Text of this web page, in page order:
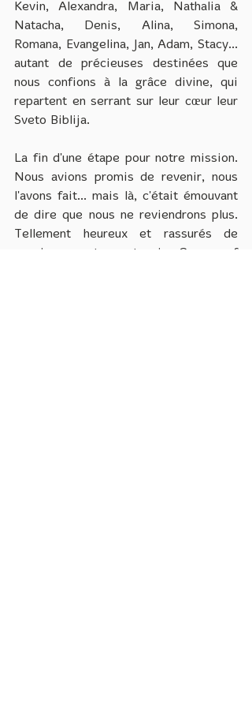
Kevin, Alexandra, Maria, Nathalia &
Natacha, Denis, Alina, Simona,
Romana, Evangelina, Jan, Adam, Stacy...
autant de précieuses destinées que
nous confions à la grâce divine, qui
repartent en serrant sur leur cœur leur
Sveto Biblija.
La fin d'une étape pour notre mission.
Nous avions promis de revenir, nous
l'avons fait... mais là, c'était émouvant
de dire que nous ne reviendrons plus.
Tellement heureux et rassurés de
savoir que notre partenaire Convoy of